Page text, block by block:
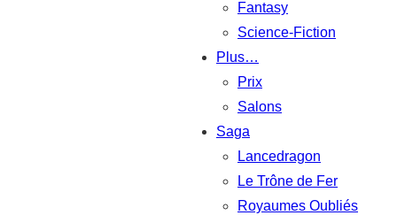
Fantasy
Science-Fiction
Plus…
Prix
Salons
Saga
Lancedragon
Le Trône de Fer
Royaumes Oubliés